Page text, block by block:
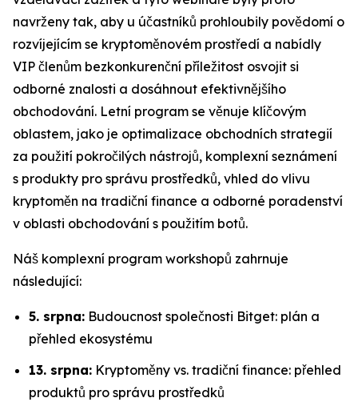
navrženy tak, aby u účastníků prohloubily povědomí o
rozvíjejícím se kryptoměnovém prostředí a nabídly
VIP členům bezkonkurenční příležitost osvojit si
odborné znalosti a dosáhnout efektivnějšího
obchodování. Letní program se věnuje klíčovým
oblastem, jako je optimalizace obchodních strategií
za použití pokročilých nástrojů, komplexní seznámení
s produkty pro správu prostředků, vhled do vlivu
kryptoměn na tradiční finance a odborné poradenství
v oblasti obchodování s použitím botů.
Náš komplexní program workshopů zahrnuje
následující:
5. srpna: Budoucnost společnosti Bitget: plán a
přehled ekosystému
13. srpna: Kryptoměny vs. tradiční finance: přehled
produktů pro správu prostředků